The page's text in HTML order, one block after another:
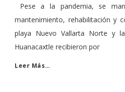
Pese a la pandemia, se
mantenimiento, rehabilitación y
playa Nuevo Vallarta Norte y
Huanacaxtle recibieron por
Leer Más…